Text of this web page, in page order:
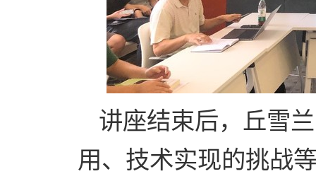
讲座结束后，丘雪
用、技术实现的挑战